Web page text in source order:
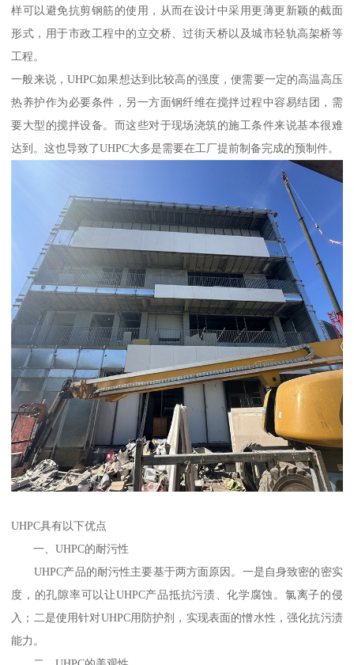
样可以避免抗剪钢筋的使用，从而在设计中采用更薄更新颖的截面
形式，用于市政工程中的立交桥、过街天桥以及城市轻轨高架桥等
工程。
一般来说，UHPC如果想达到比较高的强度，便需要一定的高温高压
热养护作为必要条件，另一方面钢纤维在搅拌过程中容易结团，需
要大型的搅拌设备。而这些对于现场浇筑的施工条件来说基本很难
达到。这也导致了UHPC大多是需要在工厂提前制备完成的预制件。
UHPC具有以下优点
一、UHPC的耐污性
UHPC产品的耐污性主要基于两方面原因。一是自身致密的密实
度，的孔隙率可以让UHPC产品抵抗污渍、化学腐蚀。氯离子的侵
入；二是使用针对UHPC用防护剂，实现表面的憎水性，强化抗污渍
能力。